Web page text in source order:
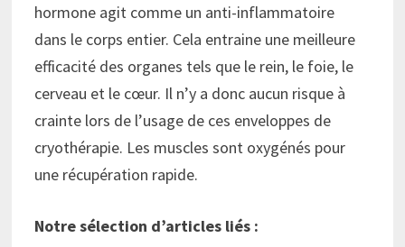
hormone agit comme un anti-inflammatoire
dans le corps entier. Cela entraine une meilleure
efficacité des organes tels que le rein, le foie, le
cerveau et le cœur. Il n’y a donc aucun risque à
crainte lors de l’usage de ces enveloppes de
cryothérapie. Les muscles sont oxygénés pour
une récupération rapide.
Notre sélection d’articles liés :